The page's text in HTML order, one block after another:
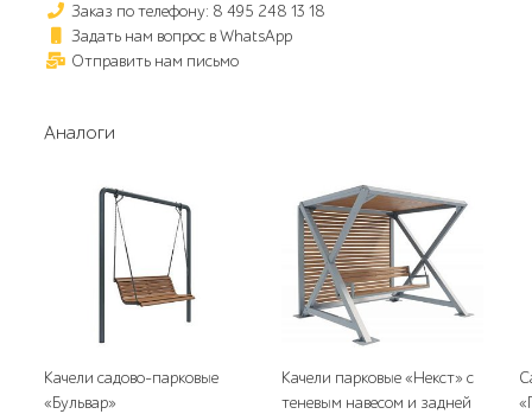
Заказ по телефону: 8 495 248 13 18
Задать нам вопрос в WhatsApp
Отправить нам письмо
Аналоги
Качели садово-парковые
«Бульвар»
Качели парковые «Некст» с
теневым навесом и задней